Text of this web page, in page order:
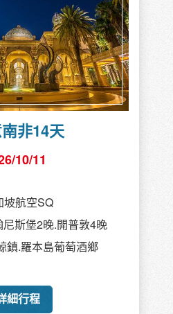
非14天
10/11
坡航空SQ
斯堡2晚.開普敦4晚
鎮.羅本島葡萄酒鄉
細行程